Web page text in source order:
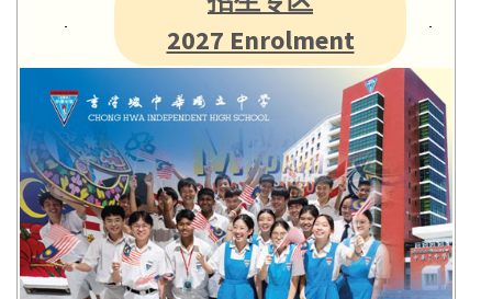
2027 Enrolment